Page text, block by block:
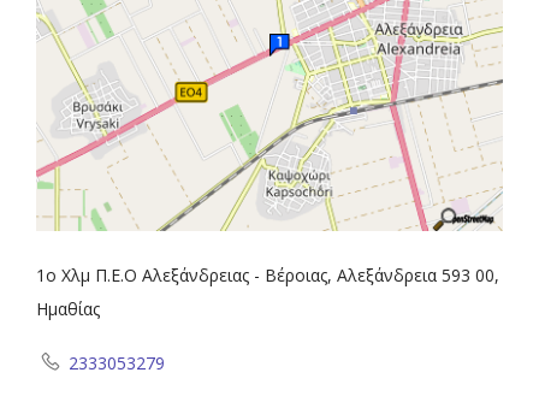
1ο Χλμ Π.Ε.Ο Αλεξάνδρειας - Βέροιας, Αλεξάνδρεια 593 00,
Ημαθίας
2333053279